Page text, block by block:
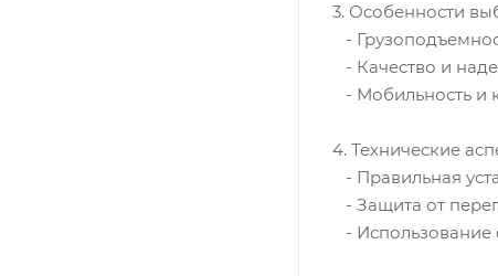
3. Особенности
-
- Качество и
- Мобильность и
4. Технические
- Правильная
- Защита от
- Использование